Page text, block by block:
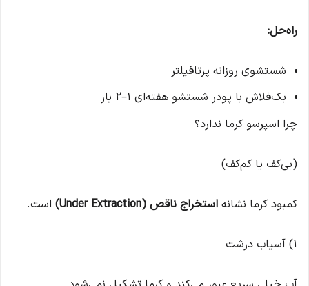
راه‌حل:
شستشوی روزانه پرتافیلتر
بک‌فلاش با پودر شستشو هفته‌ای 1–2 بار
چرا اسپرسو کرما ندارد؟
(بی‌کف یا کم‌کف)
کمبود کرما نشانه استخراج ناقص (Under Extraction) است.
1) آسیاب درشت